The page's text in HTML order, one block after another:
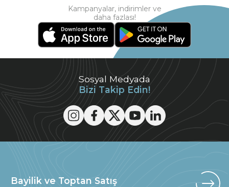
Sosyal Medyada
Bizi Takip Edin!
Kampanyalar, indirimler ve
daha fazlası!
Bayilik ve Toptan Satış